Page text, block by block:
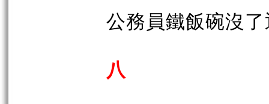
公務員鐵飯碗沒
八